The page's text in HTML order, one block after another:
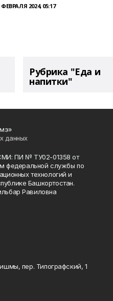
ФЕВРАЛЯ 2024, 05:17
Рубрика "Еда и
напитки"
данных
ПИ № ТУ02-01358 от
федеральной службы по
технологий и
Башкортостан.
Равиловна
пер. Типографский, 1